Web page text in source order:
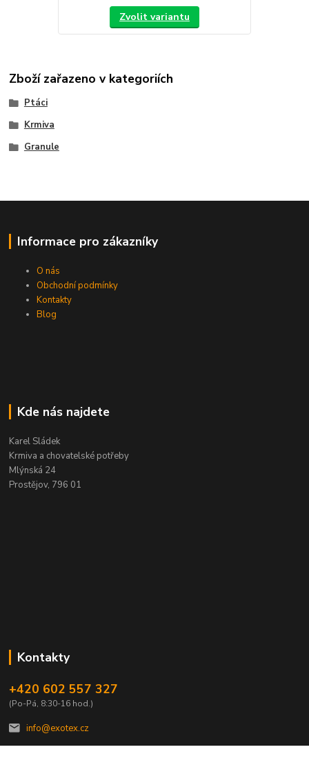
Zvolit variantu
Zboží zařazeno v kategoriích
Ptáci
Krmiva
Granule
Informace pro zákazníky
O nás
Obchodní podmínky
Kontakty
Blog
Kde nás najdete
Karel Sládek
Krmiva a chovatelské potřeby
Mlýnská 24
Prostějov, 796 01
Kontakty
+420 602 557 327
(Po-Pá, 8:30-16 hod.)
info@exotex.cz